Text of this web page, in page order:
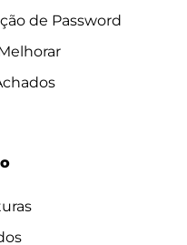
de Password